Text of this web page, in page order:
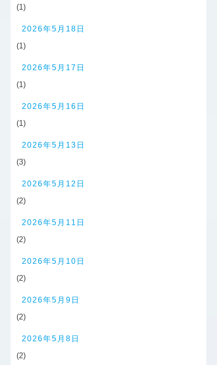
(1)
2026年5月18日
(1)
2026年5月17日
(1)
2026年5月16日
(1)
2026年5月13日
(3)
2026年5月12日
(2)
2026年5月11日
(2)
2026年5月10日
(2)
2026年5月9日
(2)
2026年5月8日
(2)